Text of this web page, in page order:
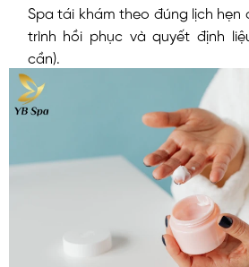
Spa tái khám theo đúng lịch hẹn
trình hồi phục và quyết định
cần).